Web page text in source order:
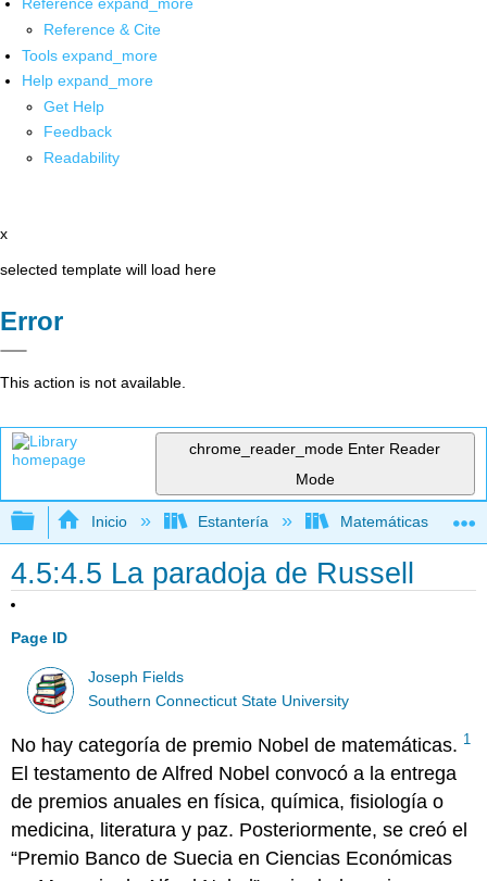
Reference expand_more
Reference & Cite
Tools expand_more
Help expand_more
Get Help
Feedback
Readability
x
selected template will load here
Error
This action is not available.
chrome_reader_mode Enter Reader
Mode
Expandir/contraer jerarquía global
Inicio Estantería Matemáticas
4.5:4.5 La paradoja de Russell
Page ID
Joseph Fields
Southern Connecticut State University
No hay categoría de premio Nobel de matemáticas. 1
El testamento de Alfred Nobel convocó a la entrega
de premios anuales en física, química, fisiología o
medicina, literatura y paz. Posteriormente, se creó el
“Premio Banco de Suecia en Ciencias Económicas